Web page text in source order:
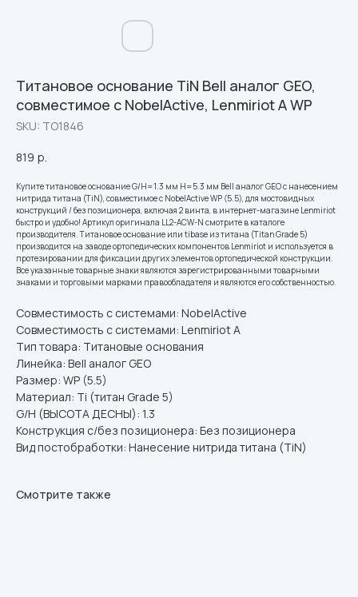
Титановое основание TiN Bell аналог GEO,
совместимое с NobelActive, Lenmiriot A WP
SKU: ТО1846
819 р.
Купите титановое основание G/H=1.3 мм H=5.3 мм Bell аналог GEO с нанесением
нитрида титана (TiN), совместимое с NobelActive WP (5.5), для мостовидных
конструкций / без позиционера, включая 2 винта, в интернет-магазине Lenmiriot
быстро и удобно! Артикул оригинала LL2-ACW-N смотрите в каталоге
производителя. Титановое основание или tibase из титана (Titan Grade 5)
производится на заводе ортопедических компонентов Lenmiriot и используется в
протезировании для фиксации других элементов ортопедической конструкции.
Все указанные товарные знаки являются зарегистрированными товарными
знаками и торговыми марками правообладателя и являются его собственностью.
Совместимость с системами: NobelActive
Совместимость с системами: Lenmiriot A
Тип товара: Титановые основания
Линейка: Bell аналог GEO
Размер: WP (5.5)
Материал: Ti (титан Grade 5)
G/H (ВЫСОТА ДЕСНЫ): 1.3
Конструкция с/без позиционера: Без позиционера
Вид постобработки: Нанесение нитрида титана (TiN)
Смотрите также